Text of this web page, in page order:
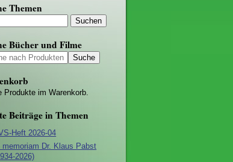
Themen
Bücher und Filme
Produkte im Warenkorb.
Beiträge in Themen
Heft 2026-04
memoriam Dr. Klaus Pabst
2026)